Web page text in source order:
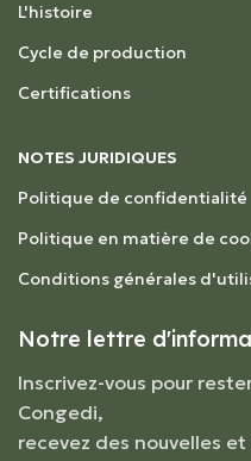
L'histoire
Cycle de production
Certifications
NOTES JURIDIQUES
Politique de confidentialité
Politique en matière de
Conditions générales
Notre lettre
Inscrivez-vous pour
Congedi,
recevez des nouvelles